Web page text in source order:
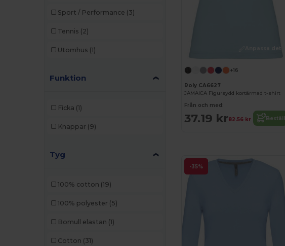
Sport / Performance (3)
Tennis (2)
Utomhus (1)
Funktion
Ficka (1)
Knappar (9)
Tyg
100% cotton (19)
100% polyester (5)
Bomull elastan (1)
Cotton (31)
+16
Roly CA6627
JAMAICA Figursydd kortärmad t-shirt
Från och med:
37.19 kr82.56 kr Beställ
-35%